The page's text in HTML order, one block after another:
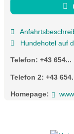
Hundehotel auf
Telefon: +43 654...
Telefon 2: +43
Homepage: